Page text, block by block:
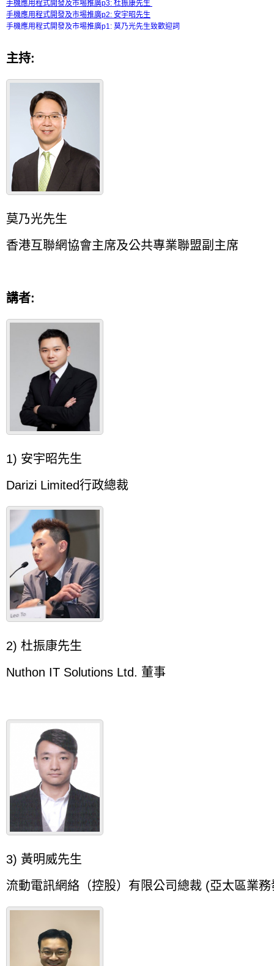
手機應用程式開發及市埸推廣p3: 杜振康先生
手機應用程式開發及市埸推廣p2: 安宇昭先生
手機應用程式開發及市埸推廣p1: 莫乃光先生致歡迎詞
主持:
莫乃光先生
香港互聯網協會主席及公共專業聯盟副主席
講者:
1) 安宇昭先生
Darizi Limited行政總裁
2) 杜振康先生
Nuthon IT Solutions Ltd. 董事
3) 黃明威先生
流動電訊網絡（控股）有限公司總裁 (亞太區業務